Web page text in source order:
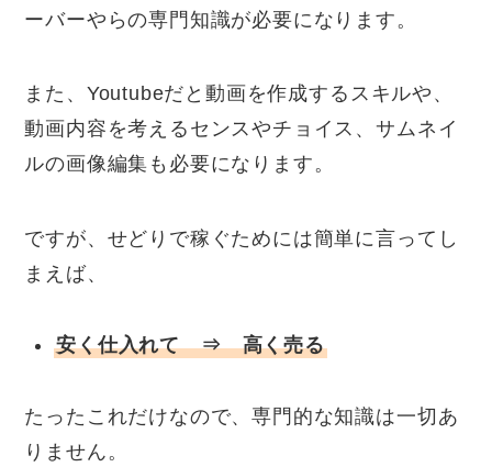
ーバーやらの専門知識が必要になります。
また、Youtubeだと動画を作成するスキルや、
動画内容を考えるセンスやチョイス、サムネイ
ルの画像編集も必要になります。
ですが、せどりで稼ぐためには簡単に言ってし
まえば、
安く仕入れて ⇒ 高く売る
たったこれだけなので、専門的な知識は一切あ
りません。